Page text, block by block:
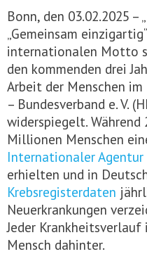
Bonn, den 03.02.2025 –
„Gemeinsam
internationalen Motto
den kommenden drei
Arbeit der Menschen
– Bundesverband e. V.
widerspiegelt.
Millionen Menschen
Internationaler
erhielten und in
Krebsregisterdaten
Neuerkrankungen
Jeder
Mensch dahinter.